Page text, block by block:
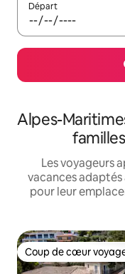
Départ
Alpes-
Les voyageurs
vacances
pour leur
Coup de cœur
Coup de cœur